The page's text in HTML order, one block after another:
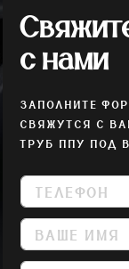
с нами
ЗАПОЛНИТЕ
СВЯЖУТСЯ С
ТРУБ ППУ ПОД